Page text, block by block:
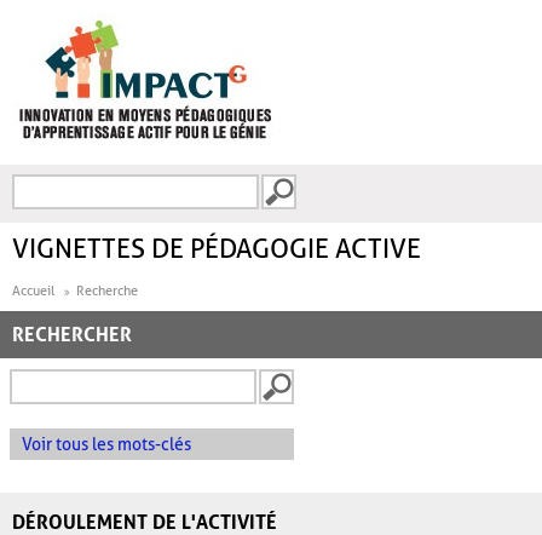
FORMULAIRE DE
VIGNETTES DE PÉDAGOGIE ACTIVE
Accueil Recherche
RECHERCHER
Voir tous les mots-clés
DÉROULEMENT DE L'ACTIVITÉ